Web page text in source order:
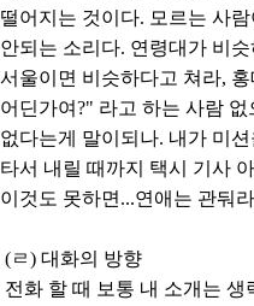
떨어지는 것이다. 모르는 사
안되는 소리다. 연령대가 비
서울이면 비슷하다고 쳐라,
어딘가여?" 라고 하는 사람
없다는게 말이되나. 내가 미
타서 내릴 때까지 택시 기사
이것도 못하면...연애는 관둬
(ㄹ) 대화의 방향
전화 할 때 보통 내 소개는 생